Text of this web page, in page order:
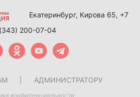
Екатеринбург, Кирова 65, +7
(343) 200-07-04
АДМИНИСТРАТОРУ
конфиденциальности